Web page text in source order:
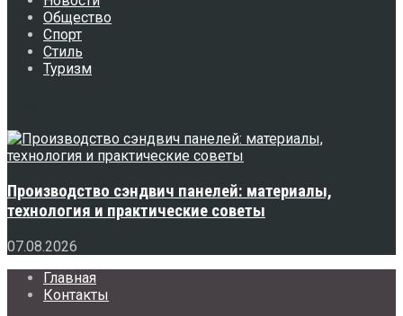
Общество
Спорт
Стиль
Туризм
Производство сэндвич панелей: материалы,
технология и практические советы
07.08.2026
Главная
Контакты